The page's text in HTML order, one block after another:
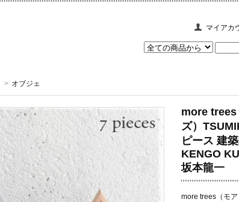
マイアカ
> オブジェ
more trees
ズ）
ピース 建
KENGO
坂本龍一
more trees（モ